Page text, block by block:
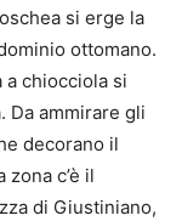
si erge la
ottomano.
a chiocciola si
Da ammirare gli
decorano il
c’è il
di Giustiniano,